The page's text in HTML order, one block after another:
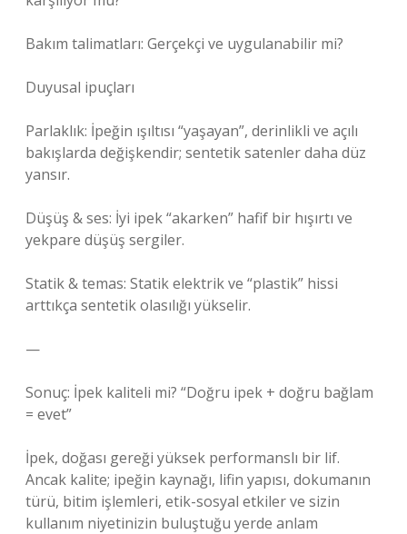
Bakım talimatları: Gerçekçi ve uygulanabilir mi?
Duyusal ipuçları
Parlaklık: İpeğin ışıltısı “yaşayan”, derinlikli ve açılı
bakışlarda değişkendir; sentetik satenler daha düz
yansır.
Düşüş & ses: İyi ipek “akarken” hafif bir hışırtı ve
yekpare düşüş sergiler.
Statik & temas: Statik elektrik ve “plastik” hissi
arttıkça sentetik olasılığı yükselir.
—
Sonuç: İpek kaliteli mi? “Doğru ipek + doğru bağlam
= evet”
İpek, doğası gereği yüksek performanslı bir lif.
Ancak kalite; ipeğin kaynağı, lifin yapısı, dokumanın
türü, bitim işlemleri, etik-sosyal etkiler ve sizin
kullanım niyetinizin buluştuğu yerde anlam